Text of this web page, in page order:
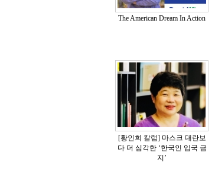
The American Dream In Action
[황인희 칼럼] 마스크 대란보
다 더 심각한 ‘한국인 입국 금
지’